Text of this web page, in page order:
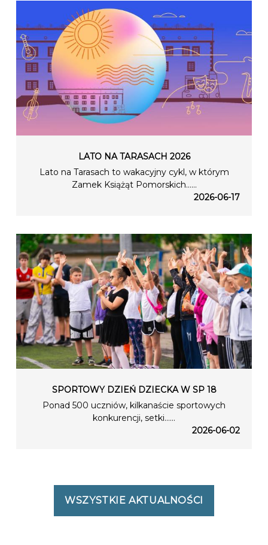
LATO NA TARASACH 2026
Lato na Tarasach to wakacyjny cykl, w którym
Zamek Książąt Pomorskich…...
2026-06-17
SPORTOWY DZIEŃ DZIECKA W SP 18
Ponad 500 uczniów, kilkanaście sportowych
konkurencji, setki…...
2026-06-02
WSZYSTKIE AKTUALNOŚCI